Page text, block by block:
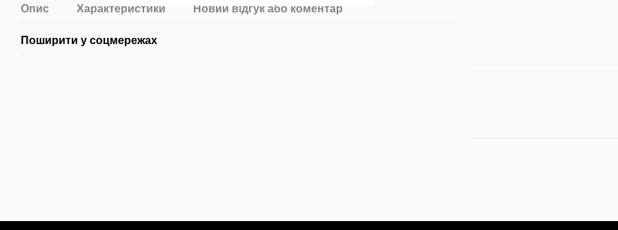
Опис Характеристики Новий відгук або коментар
Поширити у соцмережах